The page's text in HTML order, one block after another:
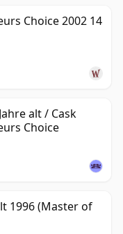
Choice 2002 14
alt / Cask
Choice
1996 (Master of